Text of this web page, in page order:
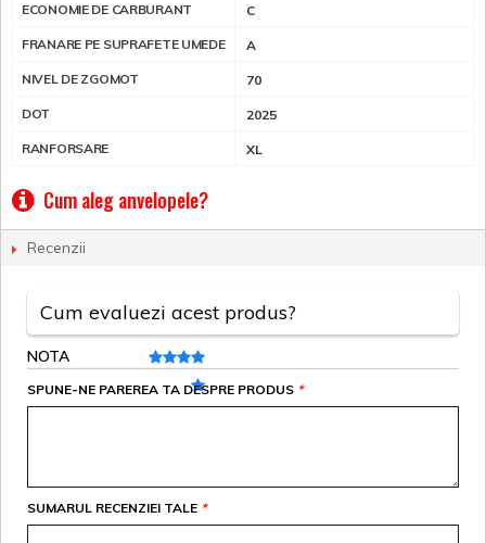
ECONOMIE DE CARBURANT C
FRANARE PE SUPRAFETE UMEDE A
NIVEL DE ZGOMOT 70
DOT 2025
RANFORSARE XL
Cum aleg anvelopele?
Recenzii
Cum evaluezi acest produs?
NOTA
*
SPUNE-NE PAREREA TA DESPRE PRODUS
*
SUMARUL RECENZIEI TALE